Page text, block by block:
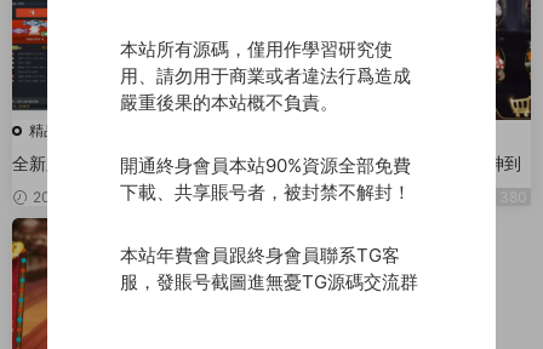
精品源碼
全新版萬盈财神到與心跳H5源碼-
吸金利器+已接支付+搭建教程
2021-12-06 380
最新更新微星二開新葡京/财神到
2021-01-29 380
本站所有源碼，僅用作學習研究使
用、請勿用于商業或者違法行爲造成
嚴重後果的本站概不負責。
開通終身會員本站90%資源全部免費
下載、共享賬号者，被封禁不解封！
本站年費會員跟終身會員聯系TG客
服，發賬号截圖進無憂TG源碼交流群